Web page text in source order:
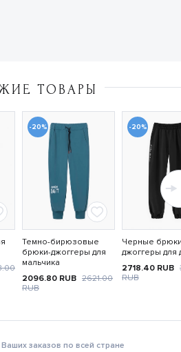
ТОВАРЫ
-20%
Темно-бирюзовые
брюки-джоггеры для
мальчика
2096.80 RUB 2621.00
RUB
-20%
Черные
джоггеры для
2718.40 RUB
RUB
заказов по всей стране